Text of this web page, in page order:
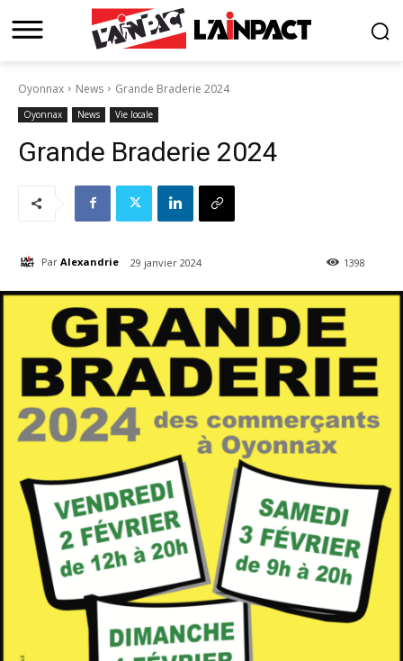
Oyonnax News Grande Braderie 2024
Oyonnax News Vie locale
Grande Braderie 2024
Par Alexandrie 29 janvier 2024 1398